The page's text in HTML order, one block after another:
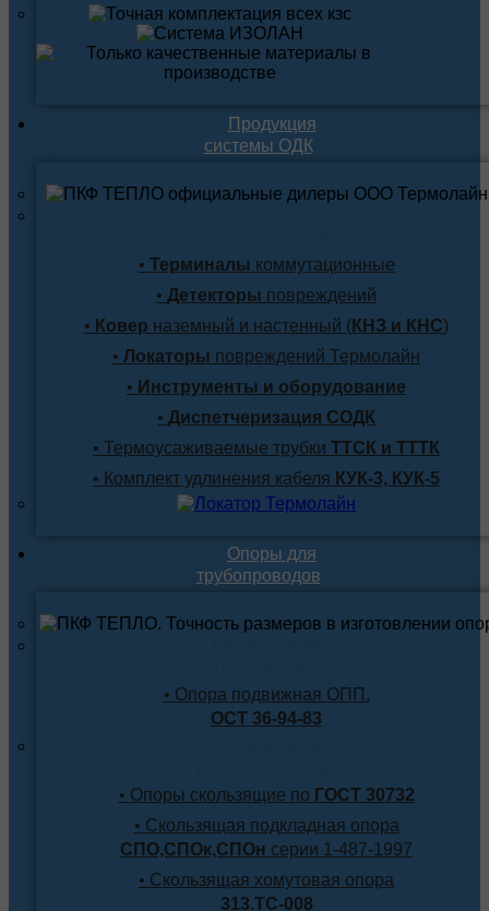
Продукция
системы ОДК
• Терминалы коммутационные
• Детекторы повреждений
• Ковер наземный и настенный (КНЗ и КНС)
• Локаторы повреждений Термолайн
• Инструменты и оборудование
• Диспетчеризация СОДК
• Термоусаживаемые трубки ТТСК и ТТТК
• Комплект удлинения кабеля КУК-3, КУК-5
Опоры для
трубопроводов
• Опора подвижная ОПП.
ОСТ 36-94-83
• Опоры скользящие по ГОСТ 30732
• Скользящая подкладная опора
СПО,СПОк,СПОн серии 1-487-1997
• Скользящая хомутовая опора
313.ТС-008